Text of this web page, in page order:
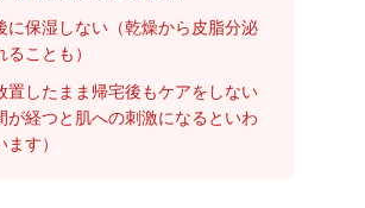
に保湿しない（乾燥から皮脂分泌
ることも）
置したまま帰宅後もケアをしない
が経つと肌への刺激になるといわ
ます）